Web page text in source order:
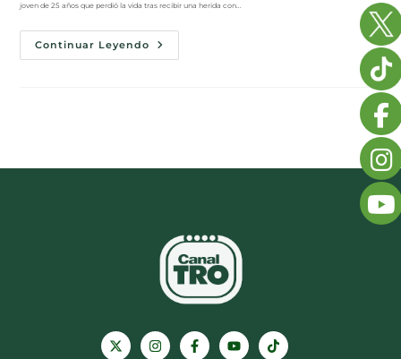
joven de 25 años que perdió la vida tras recibir una herida con…
Continuar Leyendo